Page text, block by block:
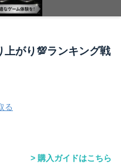
上がり💯ランキング戦
る
購入ガイドはこちら